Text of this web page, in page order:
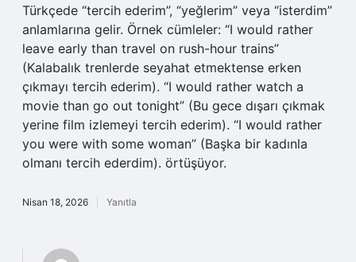
Türkçede “tercih ederim”, “yeğlerim” veya “isterdim”
anlamlarına gelir. Örnek cümleler: “I would rather
leave early than travel on rush-hour trains”
(Kalabalık trenlerde seyahat etmektense erken
çıkmayı tercih ederim). “I would rather watch a
movie than go out tonight” (Bu gece dışarı çıkmak
yerine film izlemeyi tercih ederim). “I would rather
you were with some woman” (Başka bir kadınla
olmanı tercih ederdim). örtüşüyor.
Nisan 18, 2026 Yanıtla